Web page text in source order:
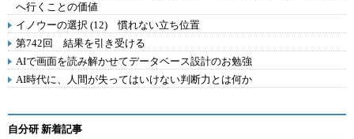
へ行くことの価値
イノウーの選択 (12) 慣れない立ち位置
第742回 結果を引き受ける
AIで画面を読み解かせてデータベース設計のお勉強
AI時代に、人間が失ってはいけない判断力とは何か
自分研 新着記事